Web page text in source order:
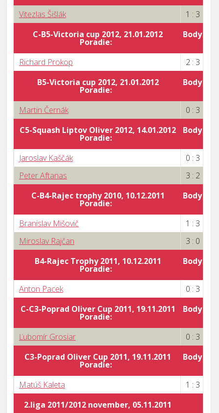
Vitezlas Šišlák
1 : 3
C-B5-Victoria cup 2012, 21.01.2012
Poradie:
Body za
Richard Prokop
2 : 3
B5-Victoria cup 2012, 21.01.2012
Poradie:
Body za
Martin Černák
0 : 3
C5-Squash Liptov Oliver 2012, 14.01.2012
Poradie:
Body za
Jaroslav Kaščák
0 : 3
Peter Aftanas
3 : 2
C-B4-Rajec trophy 2010, 10.12.2011
Poradie:
Body za
Branislav Mišovič
1 : 3
Miroslav Rajčan
3 : 0
B4-Rajec Trophy 2011, 10.12.2011
Poradie:
Body za
Anton Pacek
0 : 3
C-C3-Poprad Oliver Cup 2011, 19.11.2011
Poradie:
Body za
Ľubomír Grosiar
0 : 3
C3-Poprad Oliver Cup 2011, 19.11.2011
Poradie:
Body za
Matúš Kaleta
1 : 3
2.liga 2011/2012 november, 05.11.2011